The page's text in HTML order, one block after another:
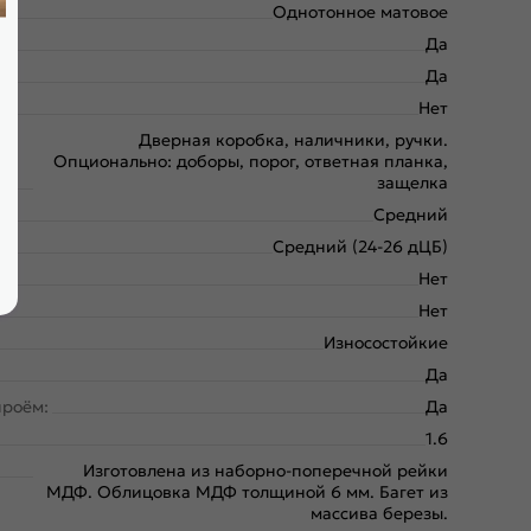
Однотонное матовое
Да
Да
Нет
Дверная коробка, наличники, ручки.
Опционально: доборы, порог, ответная планка,
защелка
Средний
Средний (24-26 дЦБ)
Нет
Нет
Износостойкие
Да
Да
1.6
Изготовлена из наборно-поперечной рейки
МДФ. Облицовка МДФ толщиной 6 мм. Багет из
массива березы.